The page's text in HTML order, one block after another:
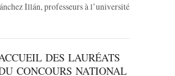
Illán, professeurs à l’université
DES LAURÉATS
CONCOURS NATIONAL